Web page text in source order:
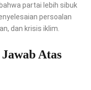
partai lebih sibuk
persoalan
dan krisis iklim.
Atas